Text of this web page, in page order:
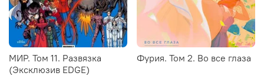
МИР. Том 11. Развязка
(Эксклюзив EDGE)
Фурия. Том 2. Во все глаза